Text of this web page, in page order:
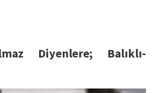
Diyenlere; Balıklı-